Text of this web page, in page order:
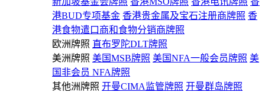
港BUD专项基金 香港贵金属及宝石注册商牌照 香
港食物遣口商和食物分销商牌照
欧洲牌照 直布罗陀DLT牌照
美洲牌照 美国MSB牌照 美国NFA一般会员牌照 美
国非会员 NFA牌照
其他洲牌照 开曼CIMA监管牌照 开曼群岛牌照